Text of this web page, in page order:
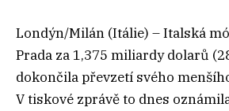
Londýn/Milán (Itálie) – Italská
Prada za 1,375 miliardy dolarů
dokončila převzetí svého
V tiskové zprávě to dnes